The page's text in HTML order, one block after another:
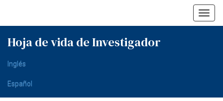
Hoja de vida de Investigador
Inglés
Español